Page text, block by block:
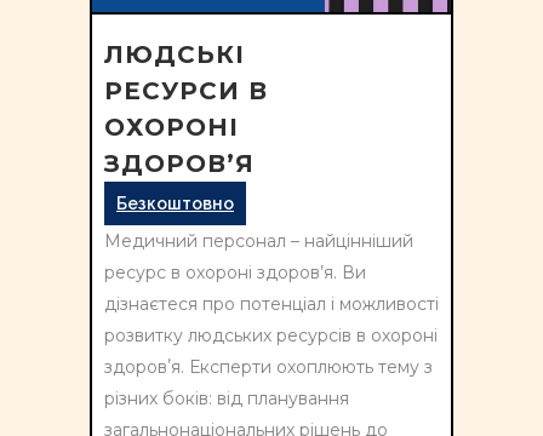
ЛЮДСЬКІ
РЕСУРСИ В
ОХОРОНІ
ЗДОРОВ’Я
Безкоштовно
Медичний персонал – найцінніший
ресурс в охороні здоров’я. Ви
дізнаєтеся про потенціал і можливості
розвитку людських ресурсів в охороні
здоровʼя. Експерти охоплюють тему з
різних боків: від планування
загальнонаціональних рішень до